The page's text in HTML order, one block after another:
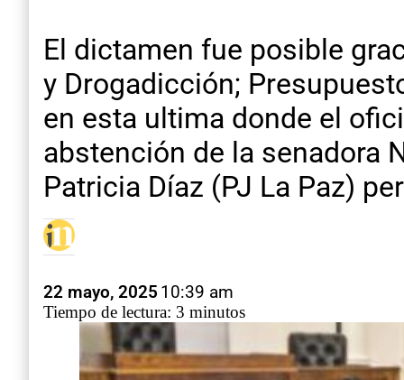
El dictamen fue posible
y Drogadicción;
en esta ultima donde el
abstención de la senadora
Patricia Díaz (PJ La Paz)
22 mayo, 2025 10:39 am
Tiempo de lectura: 3 minutos